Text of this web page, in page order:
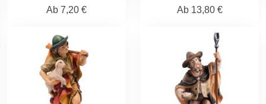
Ab 7,20 €
Ab13,80 €